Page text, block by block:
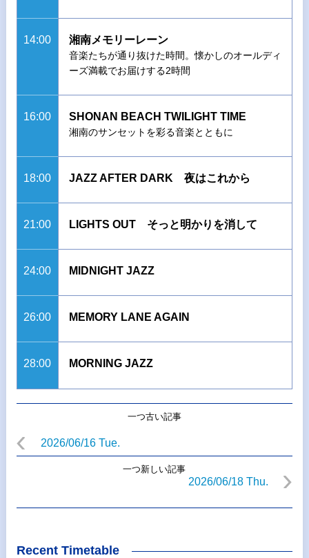
14:00 湘南メモリーレーン
音楽たちが通り抜けた時間。懐かしのオールディ
ーズ満載でお届けする2時間
16:00 SHONAN BEACH TWILIGHT TIME
湘南のサンセットを彩る音楽とともに
18:00 JAZZ AFTER DARK 夜はこれから
21:00 LIGHTS OUT そっと明かりを消して
24:00 MIDNIGHT JAZZ
26:00 MEMORY LANE AGAIN
28:00 MORNING JAZZ
一つ古い記事
2026/06/16 Tue.
一つ新しい記事
2026/06/18 Thu.
Recent Timetable